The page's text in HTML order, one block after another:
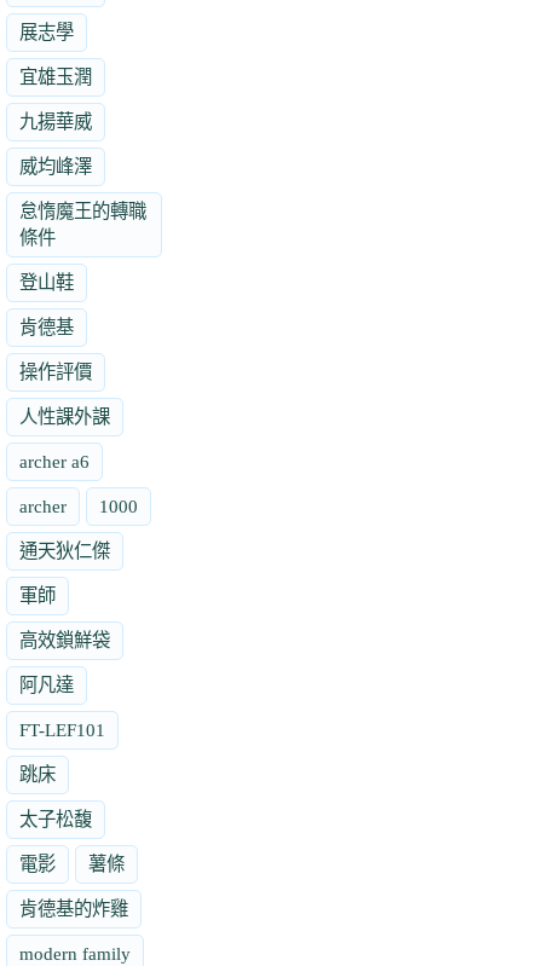
展志學
宜雄玉潤
九揚華威
威均峰澤
怠惰魔王的轉職
條件
登山鞋
肯德基
操作評價
人性課外課
archer a6
archer 1000
通天狄仁傑
軍師
高效鎖鮮袋
阿凡達
FT-LEF101
跳床
太子松馥
電影 薯條
肯德基的炸雞
modern family